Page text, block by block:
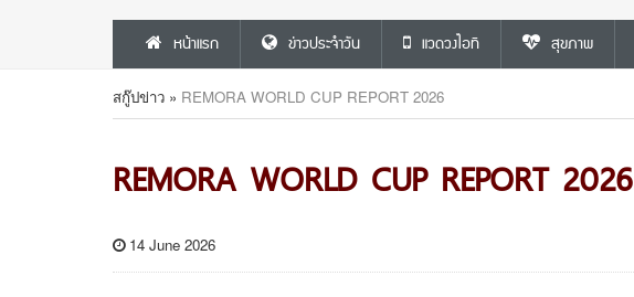
หน้าแรก ข่าวประจำวัน แวดวงไอที สุขภาพ
สกู๊ปข่าว » REMORA WORLD CUP REPORT 2026
REMORA WORLD CUP REPORT 2026
14 June 2026